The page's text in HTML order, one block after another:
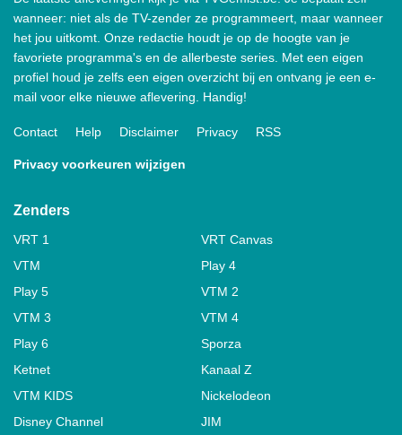
wanneer: niet als de TV-zender ze programmeert, maar wanneer
het jou uitkomt. Onze redactie houdt je op de hoogte van je
favoriete programma's en de allerbeste series. Met een eigen
profiel houd je zelfs een eigen overzicht bij en ontvang je een e-
mail voor elke nieuwe aflevering. Handig!
Contact Help Disclaimer Privacy RSS
Privacy voorkeuren wijzigen
Zenders
VRT 1
VRT Canvas
VTM
Play 4
Play 5
VTM 2
VTM 3
VTM 4
Play 6
Sporza
Ketnet
Kanaal Z
VTM KIDS
Nickelodeon
Disney Channel
JIM